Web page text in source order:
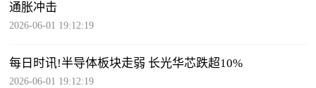
通胀冲击
2026-06-01 19:12:19
每日时讯!半导体板块走弱 长光华芯跌超10%
2026-06-01 19:12:19